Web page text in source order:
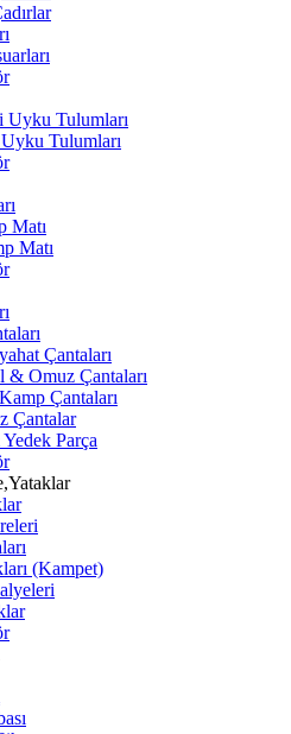
Uyku Tulumları
Tulumları
Matı
Matı
Çantaları
& Omuz Çantaları
Çantaları
Çantalar
Parça
(Kampet)